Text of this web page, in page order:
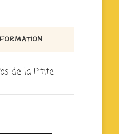
de la P'tite